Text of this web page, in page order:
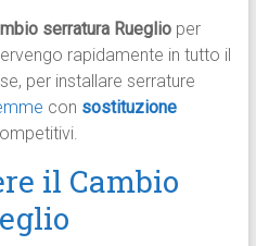
serratura Rueglioper
rapidamente in tutto il
per installare serrature
con sostituzione
il Cambio